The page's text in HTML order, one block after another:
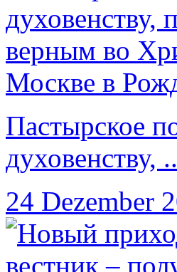
Пастырское
духовенству,
24 Dezember